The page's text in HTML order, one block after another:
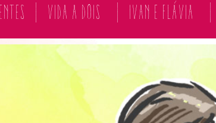
| Vida a Dois | Ivan e Flávia |